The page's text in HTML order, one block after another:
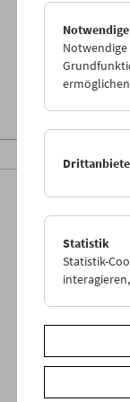
30
Notwendige
Statistik
Statistik-